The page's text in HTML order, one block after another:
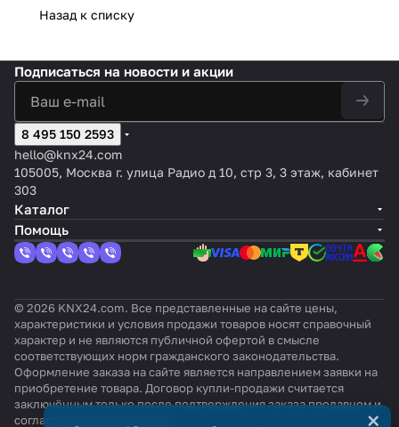
Назад к списку
Подписаться на новости и акции
8 495 150 2593
hello@knx24.com
105005, Москва г. улица Радио д 10, стр 3, 3 этаж, кабинет
303
Каталог
Помощь
© 2026 KNX24.com. Все представленные на сайте цены,
характеристики и условия продажи товаров носят справочный
характер и не являются публичной офертой в смысле
соответствующих норм гражданского законодательства.
Оформление заказа на сайте является направлением заявки на
приобретение товара. Договор купли-продажи считается
заключённым только после подтверждения заказа продавцом и
согласования всех условий.